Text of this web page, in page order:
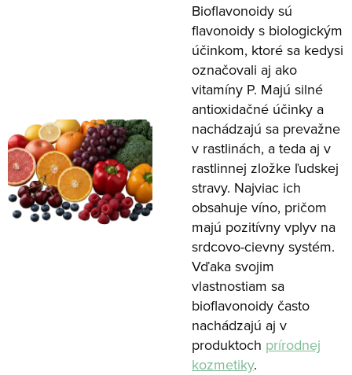
Bioflavonoidy sú
flavonoidy s biologickým
účinkom, ktoré sa kedysi
označovali aj ako
vitamíny P. Majú silné
antioxidačné účinky a
nachádzajú sa prevažne
v rastlinách, a teda aj v
rastlinnej zložke ľudskej
stravy. Najviac ich
obsahuje víno, pričom
majú pozitívny vplyv na
srdcovo-cievny systém.
Vďaka svojim
vlastnostiam sa
bioflavonoidy často
nachádzajú aj v
produktoch prírodnej
kozmetiky.